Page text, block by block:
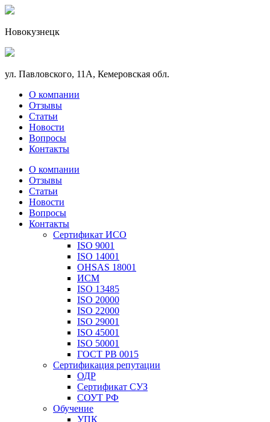
Новокузнецк
ул. Павловского, 11А, Кемеровская обл.
О компании
Отзывы
Статьи
Новости
Вопросы
Контакты
О компании
Отзывы
Статьи
Новости
Вопросы
Контакты
Сертификат ИСО
ISO 9001
ISO 14001
OHSAS 18001
ИСМ
ISO 13485
ISO 20000
ISO 22000
ISO 29001
ISO 45001
ISO 50001
ГОСТ РВ 0015
Сертификация репутации
ОДР
Сертификат СУЗ
СОУТ РФ
Обучение
УПК